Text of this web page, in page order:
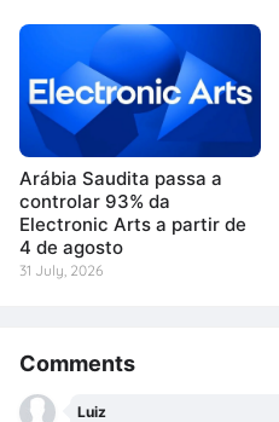
Arábia Saudita passa a
controlar 93% da
Electronic Arts a partir de
4 de agosto
31 July, 2026
Comments
Luiz